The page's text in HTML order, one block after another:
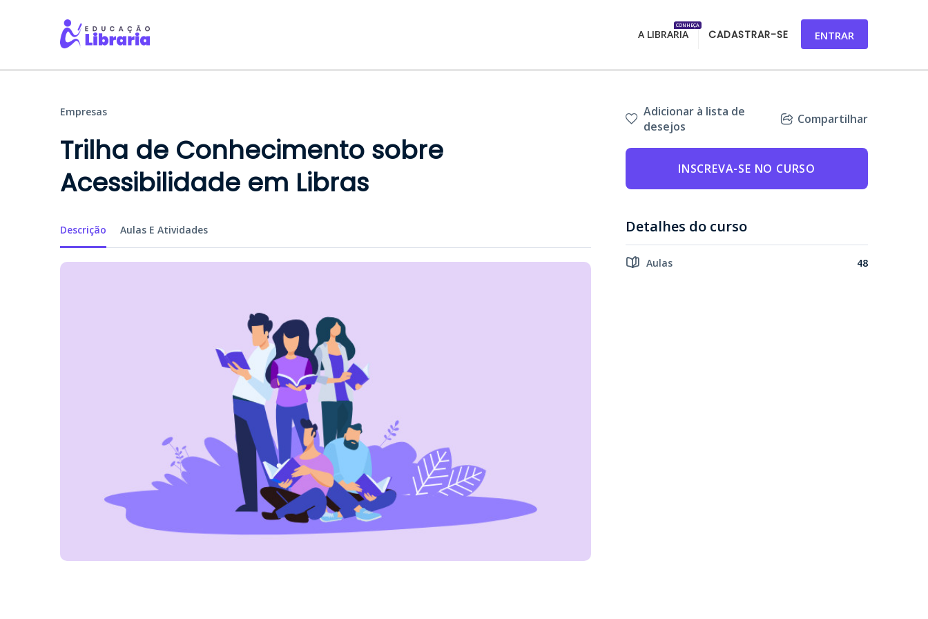
CADASTRAR-SE ENTRAR
A LIBRARIA
CONHEÇA
Empresas
Trilha de Conhecimento sobre
Acessibilidade em Libras
Descrição Aulas E Atividades
Adicionar à lista de
desejos
Compartilhar
INSCREVA-SE NO CURSO
Detalhes do curso
Aulas 48